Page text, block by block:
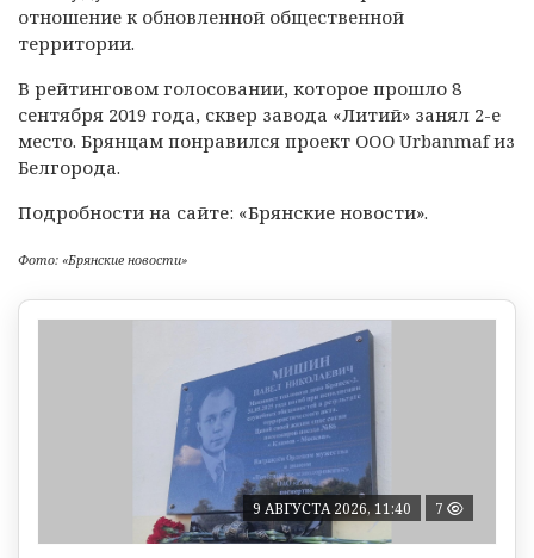
отношение к обновленной общественной
территории.
В рейтинговом голосовании, которое прошло 8
сентября 2019 года, сквер завода «Литий» занял 2-е
место. Брянцам понравился проект ООО Urbanmaf из
Белгорода.
Подробности на сайте: «Брянские новости».
Фото: «Брянские новости»
9 АВГУСТА 2026, 11:40 7